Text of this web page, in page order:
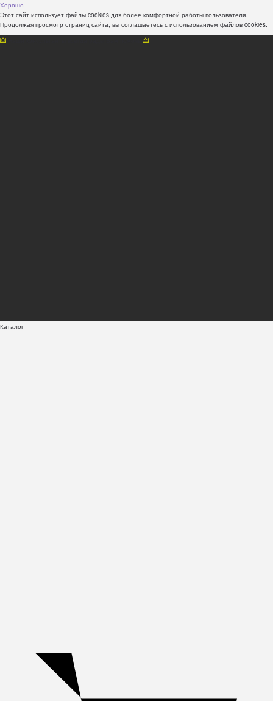
Хорошо
Этот сайт использует файлы cookies для более комфортной работы пользователя.
Продолжая просмотр страниц сайта, вы соглашаетесь с использованием файлов cookies.
Каталог